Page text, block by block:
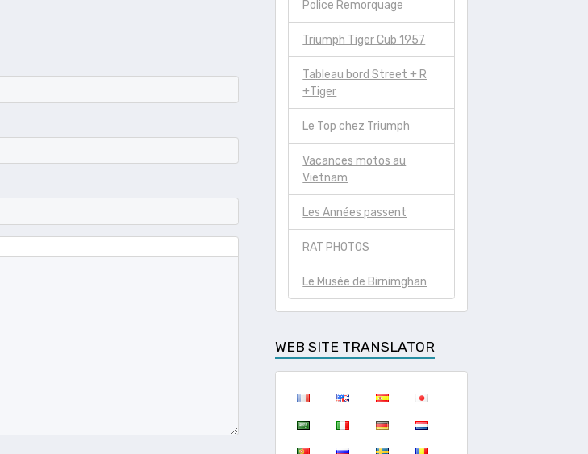
Police Remorquage
Triumph Tiger Cub 1957
Tableau bord Street + R
+Tiger
Le Top chez Triumph
Vacances motos au
Vietnam
Les Années passent
RAT PHOTOS
Le Musée de Birnimghan
WEB SITE TRANSLATOR